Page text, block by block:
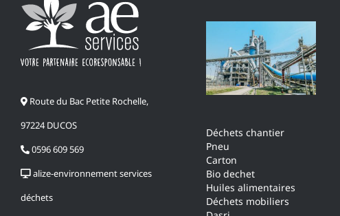
Route du Bac Petite Rochelle,
97224 DUCOS
0596 609 569
alize-environnement services
déchets
Déchets chantier
Pneu
Carton
Bio dechet
Huiles alimentaires
Déchets mobiliers